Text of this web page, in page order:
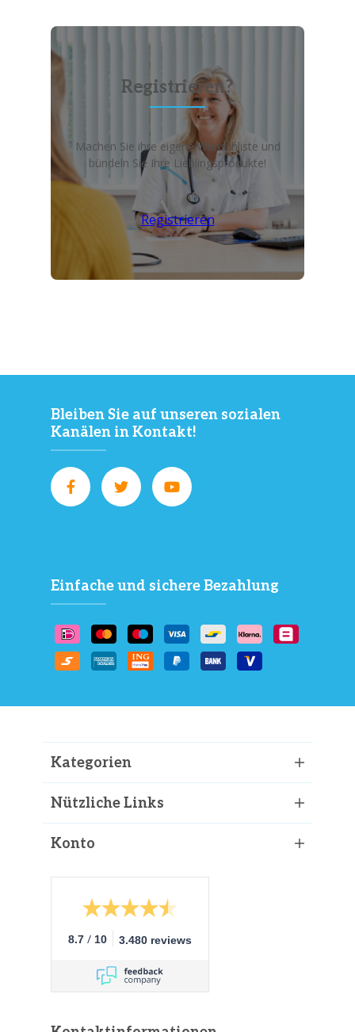
Registrieren?
Machen Sie ihre eigene Wunschliste und
bündeln Sie Ihre Lieblingsprodukte!
Registrieren
Bleiben Sie auf unseren sozialen
Kanälen in Kontakt!
Einfache und sichere Bezahlung
Kategorien
Nützliche Links
Konto
8.7 / 10 3.480 reviews